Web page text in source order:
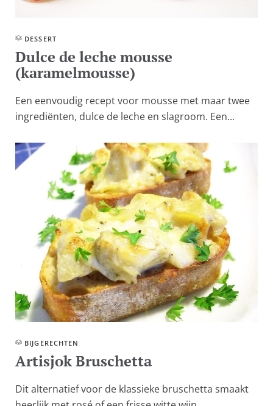
DESSERT
Dulce de leche mousse
(karamelmousse)
Een eenvoudig recept voor mousse met maar twee
ingrediënten, dulce de leche en slagroom. Een...
BIJGERECHTEN
Artisjok Bruschetta
Dit alternatief voor de klassieke bruschetta smaakt